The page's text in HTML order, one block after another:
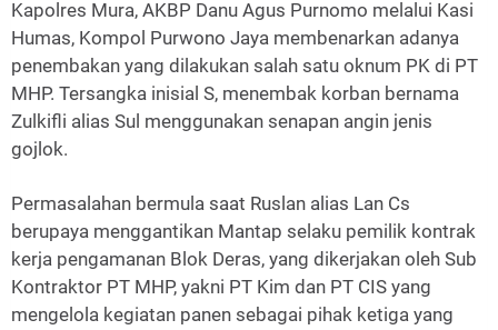
Kapolres Mura, AKBP Danu Agus Purnomo melalui Kasi
Humas, Kompol Purwono Jaya membenarkan adanya
penembakan yang dilakukan salah satu oknum PK di PT
MHP. Tersangka inisial S, menembak korban bernama
Zulkifli alias Sul menggunakan senapan angin jenis
gojlok.
Permasalahan bermula saat Ruslan alias Lan Cs
berupaya menggantikan Mantap selaku pemilik kontrak
kerja pengamanan Blok Deras, yang dikerjakan oleh Sub
Kontraktor PT MHP, yakni PT Kim dan PT CIS yang
mengelola kegiatan panen sebagai pihak ketiga yang